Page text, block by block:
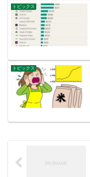
トピックス
トピックス